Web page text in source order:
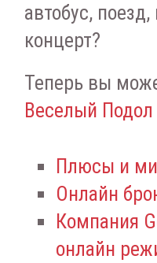
автобус,
концерт?
Теперь вы
Веселый
Плюсы и
Онлайн
Компания
онлайн